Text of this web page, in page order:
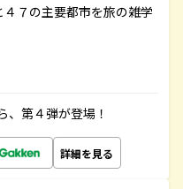
４７の主要都市を旅の雑学
、第４弾が登場！
詳細を見る